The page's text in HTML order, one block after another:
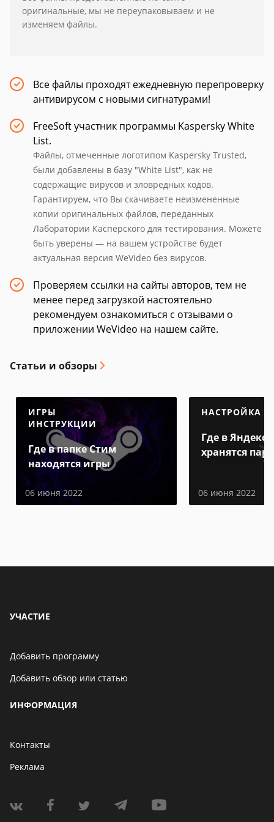
оригинальные, мы не переупаковываем и не
изменяем файлы.
Все файлы проходят ежедневную перепроверку
антивирусом с новыми сигнатурами!
FreeSoft участник программы Kaspersky White
List.
Файлы, отмеченные логотипом Kaspersky Trusted,
были добавлены в базу "White List", как не
содержащие вирусов и зловредных кодов.
Гарантируем, что Вы скачиваете неизмененные
копии оригинальных файлов, переданных
Лаборатории Касперского для тестирования. Можете
быть уверены — на вашем устройстве будет
актуальная версия WeVideo без вирусов.
Проверяем ссылки на сайты авторов, тем не
менее перед загрузкой настоятельно
рекомендуем ознакомиться с отзывами о
приложении WeVideo на нашем сайте.
Статьи и обзоры
ИГРЫ
ИНСТРУКЦИИ
Где в папке Стим
находятся игры
06 июня 2022
НАСТРОЙКА
Где в Яндекс
хранятся
06 июня 2022
УЧАСТИЕ
Добавить программу
Добавить обзор или статью
ИНФОРМАЦИЯ
Контакты
Реклама